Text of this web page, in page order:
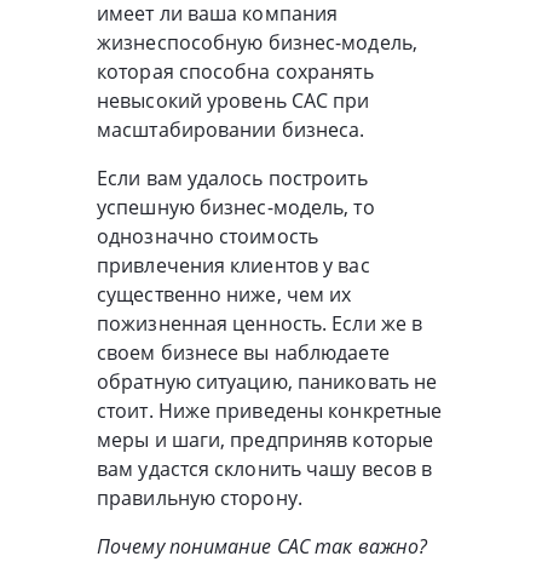
имеет ли ваша компания
жизнеспособную бизнес-модель,
которая способна сохранять
невысокий уровень CAC при
масштабировании бизнеса.
Если вам удалось построить
успешную бизнес-модель, то
однозначно стоимость
привлечения клиентов у вас
существенно ниже, чем их
пожизненная ценность. Если же в
своем бизнесе вы наблюдаете
обратную ситуацию, паниковать не
стоит. Ниже приведены конкретные
меры и шаги, предприняв которые
вам удастся склонить чашу весов в
правильную сторону.
Почему понимание CAC так важно?